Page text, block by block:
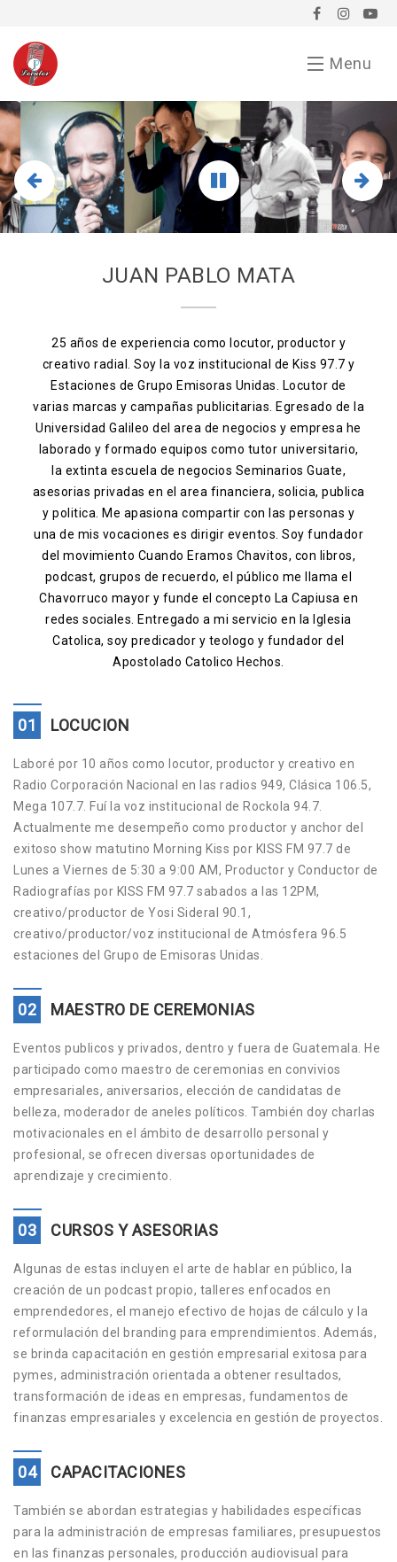
Menu
Inicio
Demo
Chavorrucadas
Anunciarse conmigo
Contacto
JUAN PABLO MATA
25 años de experiencia como locutor, productor y
creativo radial. Soy la voz institucional de Kiss 97.7 y
Estaciones de Grupo Emisoras Unidas. Locutor de
varias marcas y campañas publicitarias. Egresado de la
Universidad Galileo del area de negocios y empresa he
laborado y formado equipos como tutor universitario,
la extinta escuela de negocios Seminarios Guate,
asesorias privadas en el area financiera, solicia, publica
y politica. Me apasiona compartir con las personas y
una de mis vocaciones es dirigir eventos. Soy fundador
del movimiento Cuando Eramos Chavitos, con libros,
podcast, grupos de recuerdo, el público me llama el
Chavorruco mayor y funde el concepto La Capiusa en
redes sociales. Entregado a mi servicio en la Iglesia
Catolica, soy predicador y teologo y fundador del
Apostolado Catolico Hechos.
01 LOCUCION
Laboré por 10 años como locutor, productor y creativo en
Radio Corporación Nacional en las radios 949, Clásica 106.5,
Mega 107.7. Fuí la voz institucional de Rockola 94.7.
Actualmente me desempeño como productor y anchor del
exitoso show matutino Morning Kiss por KISS FM 97.7 de
Lunes a Viernes de 5:30 a 9:00 AM, Productor y Conductor de
Radiografías por KISS FM 97.7 sabados a las 12PM,
creativo/productor de Yosi Sideral 90.1,
creativo/productor/voz institucional de Atmósfera 96.5
estaciones del Grupo de Emisoras Unidas.
02 MAESTRO DE CEREMONIAS
Eventos publicos y privados, dentro y fuera de Guatemala. He
participado como maestro de ceremonias en convivios
empresariales, aniversarios, elección de candidatas de
belleza, moderador de aneles políticos. También doy charlas
motivacionales en el ámbito de desarrollo personal y
profesional, se ofrecen diversas oportunidades de
aprendizaje y crecimiento.
03 CURSOS Y ASESORIAS
Algunas de estas incluyen el arte de hablar en público, la
creación de un podcast propio, talleres enfocados en
emprendedores, el manejo efectivo de hojas de cálculo y la
reformulación del branding para emprendimientos. Además,
se brinda capacitación en gestión empresarial exitosa para
pymes, administración orientada a obtener resultados,
transformación de ideas en empresas, fundamentos de
finanzas empresariales y excelencia en gestión de proyectos.
04 CAPACITACIONES
También se abordan estrategias y habilidades específicas
para la administración de empresas familiares, presupuestos
en las finanzas personales, producción audiovisual para